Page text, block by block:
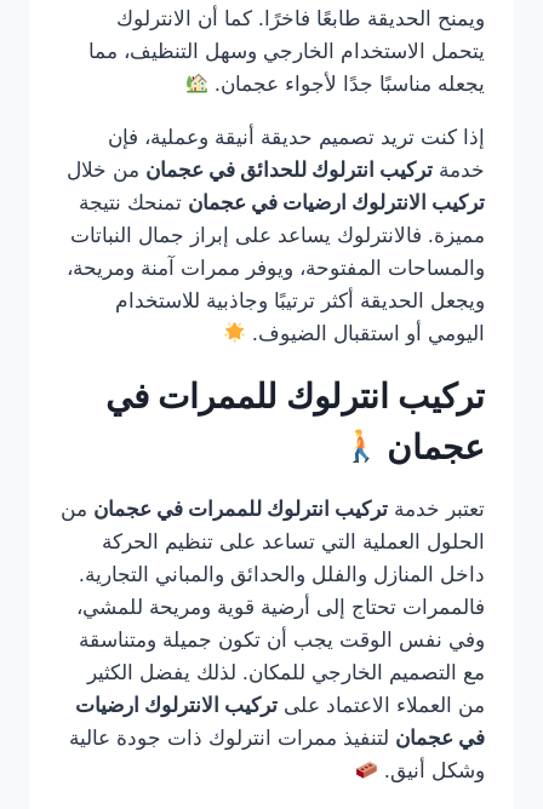
ويمنح الحديقة طابعًا فاخرًا. كما أن الانترلوك
يتحمل الاستخدام الخارجي وسهل التنظيف، مما
يجعله مناسبًا جدًا لأجواء عجمان.
إذا كنت تريد تصميم حديقة أنيقة وعملية، فإن
خدمة تركيب انترلوك للحدائق في عجمان من خلال
تركيب الانترلوك ارضيات في عجمان تمنحك نتيجة
مميزة. فالانترلوك يساعد على إبراز جمال النباتات
والمساحات المفتوحة، ويوفر ممرات آمنة ومريحة،
ويجعل الحديقة أكثر ترتيبًا وجاذبية للاستخدام
اليومي أو استقبال الضيوف.
تركيب انترلوك للممرات في
عجمان
تعتبر خدمة تركيب انترلوك للممرات في عجمان من
الحلول العملية التي تساعد على تنظيم الحركة
داخل المنازل والفلل والحدائق والمباني التجارية.
فالممرات تحتاج إلى أرضية قوية ومريحة للمشي،
وفي نفس الوقت يجب أن تكون جميلة ومتناسقة
مع التصميم الخارجي للمكان. لذلك يفضل الكثير
من العملاء الاعتماد على تركيب الانترلوك ارضيات
في عجمان لتنفيذ ممرات انترلوك ذات جودة عالية
وشكل أنيق.